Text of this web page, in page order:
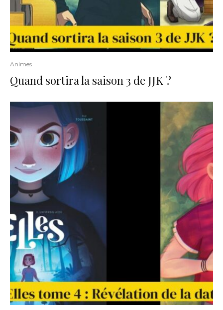
Animes
Quand sortira la saison 3 de JJK ?